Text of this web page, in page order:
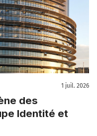
1 juil. 2026
des
Identité et